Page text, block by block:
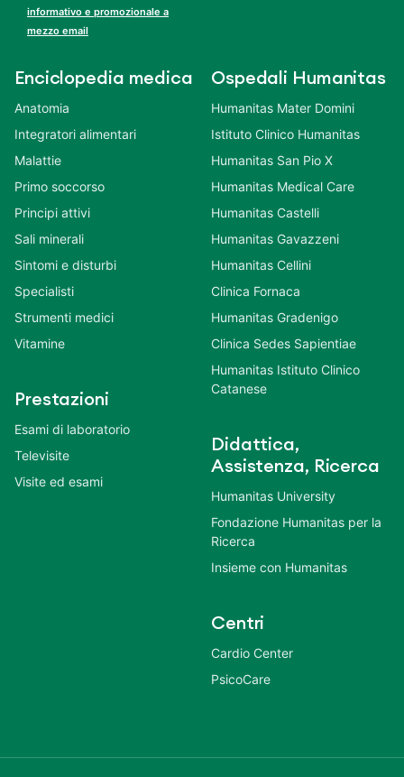
informativo e promozionale a
mezzo email
Enciclopedia medica
Anatomia
Integratori alimentari
Malattie
Primo soccorso
Principi attivi
Sali minerali
Sintomi e disturbi
Specialisti
Strumenti medici
Vitamine
Prestazioni
Esami di laboratorio
Televisite
Visite ed esami
Ospedali Humanitas
Humanitas Mater Domini
Istituto Clinico Humanitas
Humanitas San Pio X
Humanitas Medical Care
Humanitas Castelli
Humanitas Gavazzeni
Humanitas Cellini
Clinica Fornaca
Humanitas Gradenigo
Clinica Sedes Sapientiae
Humanitas Istituto Clinico
Catanese
Didattica,
Assistenza, Ricerca
Humanitas University
Fondazione Humanitas per la
Ricerca
Insieme con Humanitas
Centri
Cardio Center
PsicoCare